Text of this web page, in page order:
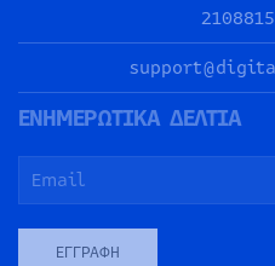
ΕΝΗΜΕΡΩΤΙΚΑ ΔΕΛΤΙΑ
ΕΓΓΡΑΦΉ